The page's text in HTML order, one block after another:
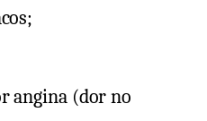
angina (dor no